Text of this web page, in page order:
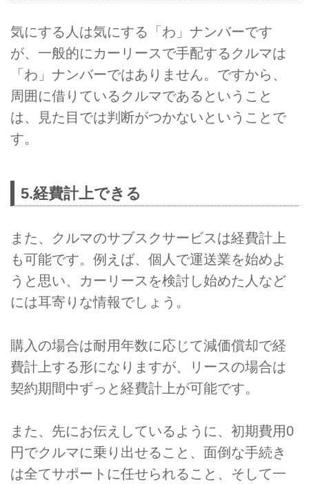
気にする人は気にする「わ」ナンバーです
が、一般的にカーリースで手配するクルマは
「わ」ナンバーではありません。ですから、
周囲に借りているクルマであるということ
は、見た目では判断がつかないということで
す。
5.経費計上できる
また、クルマのサブスクサービスは経費計上
も可能です。例えば、個人で運送業を始めよ
うと思い、カーリースを検討し始めた人など
には耳寄りな情報でしょう。
購入の場合は耐用年数に応じて減価償却で経
費計上する形になりますが、リースの場合は
契約期間中ずっと経費計上が可能です。
また、先にお伝えしているように、初期費用0
円でクルマに乗り出せること、面倒な手続き
は全てサポートに任せられること、そして一